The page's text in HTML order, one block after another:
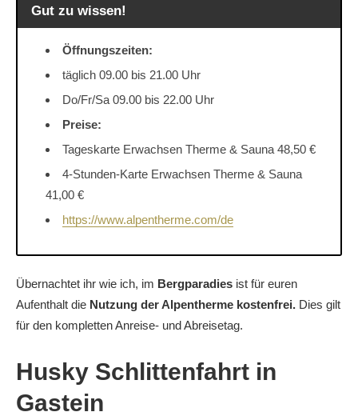
Gut zu wissen!
Öffnungszeiten:
täglich 09.00 bis 21.00 Uhr
Do/Fr/Sa 09.00 bis 22.00 Uhr
Preise:
Tageskarte Erwachsen Therme & Sauna 48,50 €
4-Stunden-Karte Erwachsen Therme & Sauna
41,00 €
https://www.alpentherme.com/de
Übernachtet ihr wie ich, im Bergparadies ist für euren
Aufenthalt die Nutzung der Alpentherme kostenfrei. Dies gilt
für den kompletten Anreise- und Abreisetag.
Husky Schlittenfahrt in
Gastein